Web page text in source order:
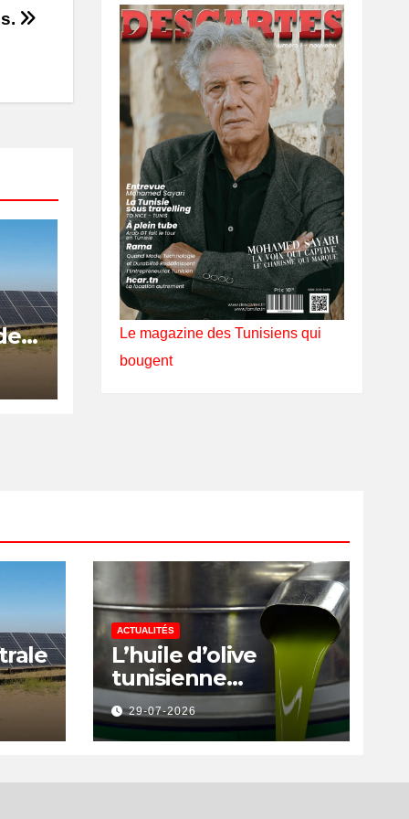
Le magazine des Tunisiens qui
bougent
ACTUALITÉS
L’huile d’olive
tunisienne
préservée des
nouvelles surtaxes
américaines de
29-07-2026